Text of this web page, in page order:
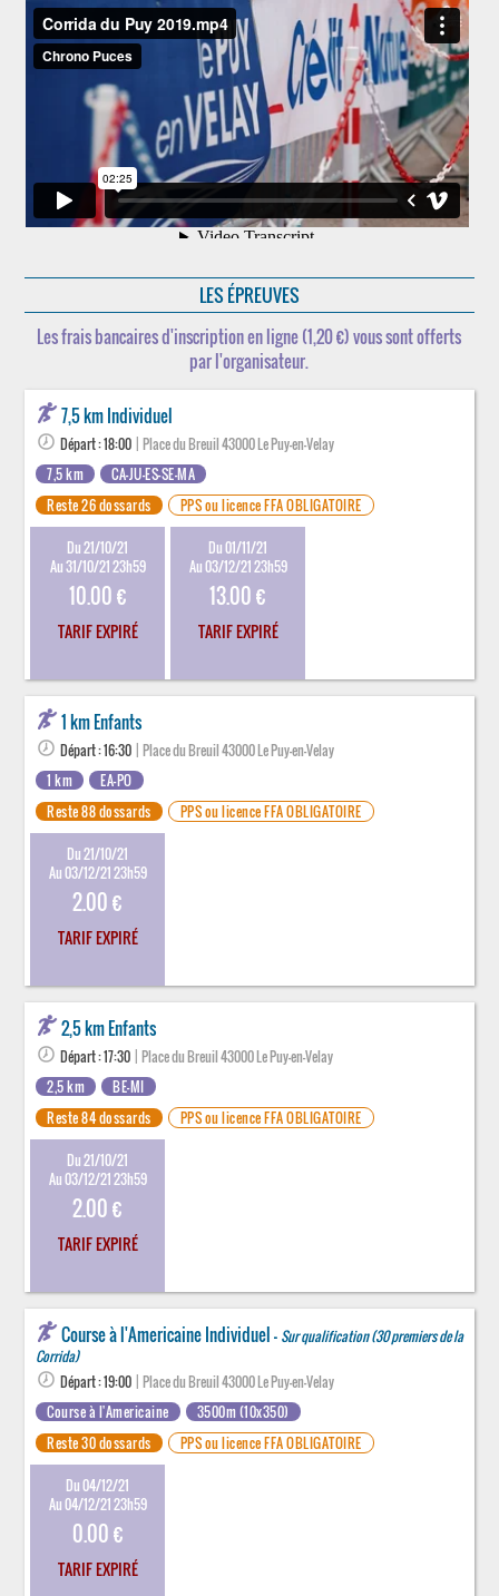
LES ÉPREUVES
Les frais bancaires d'inscription en ligne (1,20 €) vous sont offerts
par l'organisateur.
7,5 km Individuel
Départ : 18:00 | Place du Breuil 43000 Le Puy-en-Velay
7,5 km
CA-JU-ES-SE-MA
Reste 26 dossards
PPS ou licence FFA OBLIGATOIRE
Du 21/10/21
Au 31/10/21 23h59
10.00 €
TARIF EXPIRÉ
Du 01/11/21
Au 03/12/21 23h59
13.00 €
TARIF EXPIRÉ
1 km Enfants
Départ : 16:30 | Place du Breuil 43000 Le Puy-en-Velay
1 km
EA-PO
Reste 88 dossards
PPS ou licence FFA OBLIGATOIRE
Du 21/10/21
Au 03/12/21 23h59
2.00 €
TARIF EXPIRÉ
2,5 km Enfants
Départ : 17:30 | Place du Breuil 43000 Le Puy-en-Velay
2,5 km
BE-MI
Reste 84 dossards
PPS ou licence FFA OBLIGATOIRE
Du 21/10/21
Au 03/12/21 23h59
2.00 €
TARIF EXPIRÉ
Course à l'Americaine Individuel - Sur qualification (30 premiers de la
Corrida)
Départ : 19:00 | Place du Breuil 43000 Le Puy-en-Velay
Course à l'Americaine
3500m (10x350)
Reste 30 dossards
PPS ou licence FFA OBLIGATOIRE
Du 04/12/21
Au 04/12/21 23h59
0.00 €
TARIF EXPIRÉ